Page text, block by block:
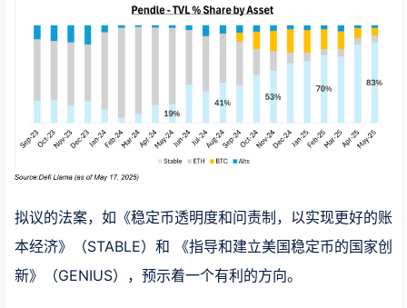
拟议的法案，如《稳定币透明度和问责制，以实现更好的账
本经济》（STABLE）和 《指导和建立美国稳定币的国家创
新》（GENIUS），预示着一个有利的方向。